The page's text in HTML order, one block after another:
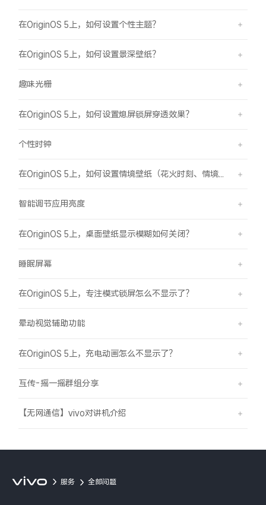
在OriginOS 5上，如何设置个性主题？
在OriginOS 5上，如何设置景深壁纸？
趣味光栅
在OriginOS 5上，如何设置熄屏锁屏穿透效果？
个性时钟
智能调节应用亮度
在OriginOS 5上，桌面壁纸显示模糊如何关闭？
睡眠屏幕
在OriginOS 5上，专注模式锁屏怎么不显示了？
晕动视觉辅助功能
在OriginOS 5上，充电动画怎么不显示了？
互传-摇一摇群组分享
【无网通信】vivo对讲机介绍
服务 全部问题